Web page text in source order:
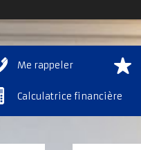
Me rappeler
Calculatrice financière